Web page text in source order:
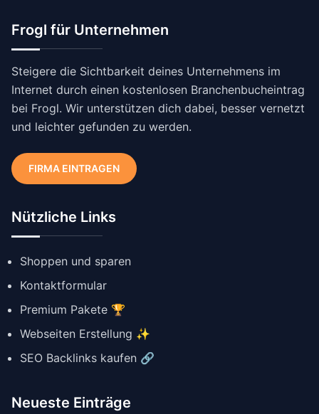
Frogl für Unternehmen
Steigere die Sichtbarkeit deines Unternehmens im
Internet durch einen kostenlosen Branchenbucheintrag
bei Frogl. Wir unterstützen dich dabei, besser vernetzt
und leichter gefunden zu werden.
FIRMA EINTRAGEN
Nützliche Links
Shoppen und sparen
Kontaktformular
Premium Pakete 🏆
Webseiten Erstellung ✨
SEO Backlinks kaufen 🔗
Neueste Einträge